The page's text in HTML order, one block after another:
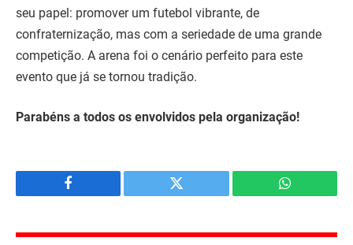
seu papel: promover um futebol vibrante, de
confraternização, mas com a seriedade de uma grande
competição. A arena foi o cenário perfeito para este
evento que já se tornou tradição.
Parabéns a todos os envolvidos pela organização!
Facebook Twitter WhatsApp